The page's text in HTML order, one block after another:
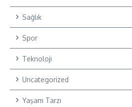
Sağlık
Spor
Teknoloji
Uncategorized
Yaşam Tarzı